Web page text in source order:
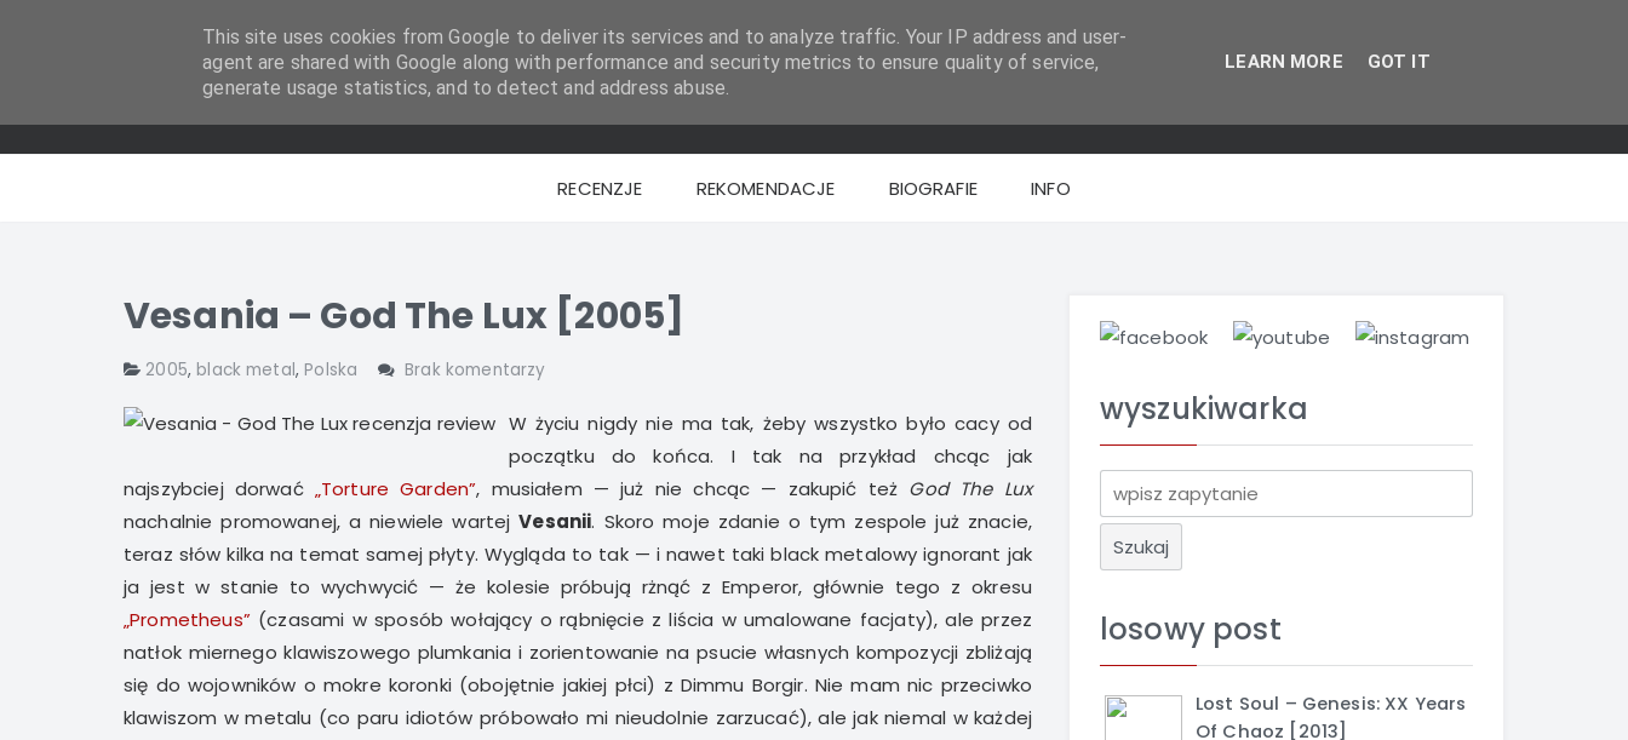
RECENZJE REKOMENDACJE BIOGRAFIE INFO
Vesania – God The Lux [2005]
2005, black metal, Polska Brak komentarzy
W życiu nigdy nie ma tak, żeby wszystko było cacy od
początku do końca. I tak na przykład chcąc jak
najszybciej dorwać „Torture Garden”, musiałem — już nie chcąc — zakupić też God The Lux
nachalnie promowanej, a niewiele wartejVesanii. Skoro moje zdanie o tym zespole już znacie,
teraz słów kilka na temat samej płyty. Wygląda to tak — i nawet taki black metalowy ignorant jak
ja jest w stanie to wychwycić — że kolesie próbują rżnąć z Emperor, głównie tego z okresu
„Prometheus”(czasami w sposób wołający o rąbnięcie z liścia w umalowane facjaty), ale przez
natłok miernego klawiszowego plumkania i zorientowanie na psucie własnych kompozycji zbliżają
się do wojowników o mokre koronki (obojętnie jakiej płci) z Dimmu Borgir. Nie mam nic przeciwko
klawiszom w metalu (co paru idiotów próbowało mi nieudolnie zarzucać), ale jak niemal w każdej
wyszukiwarka
z
u
a
losowy post
Lost Soul – Genesis: XX Years
Of Chaoz [2013]
This site uses cookies from Google to deliver its services and to analyze traffic. Your IP address and user-
agent are shared with Google along with performance and security metrics to ensure quality of service,
generate usage statistics, and to detect and address abuse.
LEARN MORE GOT IT